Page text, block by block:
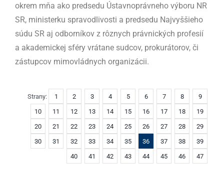
okrem mňa ako predsedu Ústavnoprávneho výboru NR
SR, ministerku spravodlivosti a predsedu Najvyššieho
súdu SR aj odborníkov z rôznych právnických profesií
a akademickej sféry vrátane sudcov, prokurátorov, či
zástupcov mimovládnych organizácii.
Strany: 1 2 3 4 5 6 7 8
9
10
11 12 13 14 15 16 17 18
19
20
21 22 23 24 25 26 27 28
29
30
31 32 33 34 35 36 37 38
39
40
41 42 43 44 45 46 47